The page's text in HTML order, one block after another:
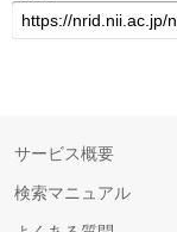
サービス概要
検索マニュアル